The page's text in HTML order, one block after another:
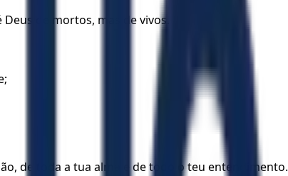
Deus de mortos, mas de vivos.
de toda a tua alma e de todo o teu entendimento.